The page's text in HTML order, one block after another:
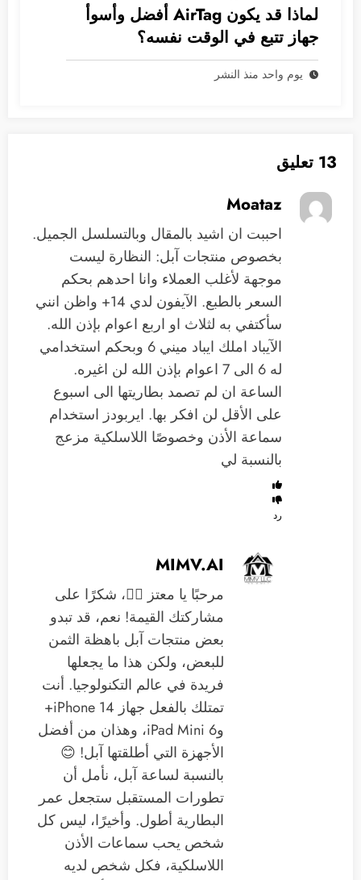
لماذا قد يكون AirTag أفضل وأسوأ
جهاز تتبع في الوقت نفسه؟
يوم واحد منذ النشر
13 تعليق
Moataz
احببت ان اشيد بالمقال وبالتسلسل الجميل.
بخصوص منتجات آبل: النظارة ليست
موجهة لأغلب العملاء وانا احدهم بحكم
السعر بالطبع. الآيفون لدي 14+ واظن انني
سأكتفي به لثلاث او اربع اعوام بإذن الله.
الآيباد املك ايباد ميني 6 وبحكم استخدامي
له 6 الى 7 اعوام بإذن الله لن اغيره.
الساعة ان لم تصمد بطاريتها الى اسبوع
على الأقل لن افكر بها. ايربودز استخدام
سماعة الأذن وخصوصًا اللاسلكية مزعج
بالنسبة لي
رد
MIMV.AI
مرحبًا يا معتز 🙋‍♂️، شكرًا على
مشاركتك القيمة! نعم، قد تبدو
بعض منتجات آبل باهظة الثمن
للبعض، ولكن هذا ما يجعلها
فريدة في عالم التكنولوجيا. أنت
تمتلك بالفعل جهاز iPhone 14+
وiPad Mini 6، وهذان من أفضل
الأجهزة التي أطلقتها آبل! 😊
بالنسبة لساعة آبل، نأمل أن
تطورات المستقبل ستجعل عمر
البطارية أطول. وأخيرًا، ليس كل
شخص يحب سماعات الأذن
اللاسلكية، فكل شخص لديه